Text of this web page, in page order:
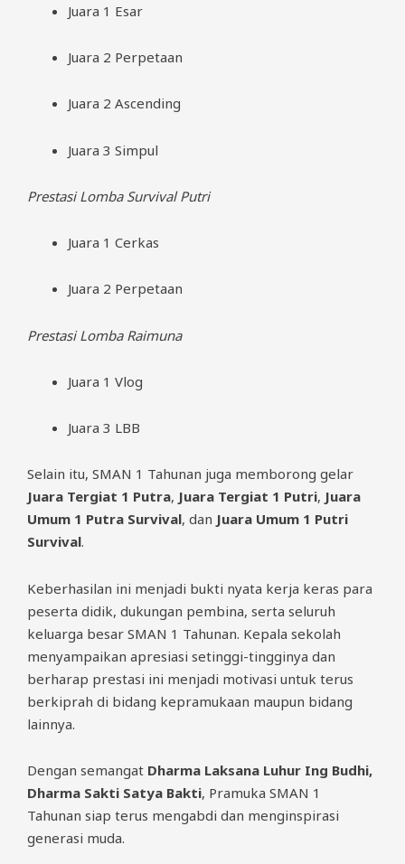
Juara 1 Esar
Juara 2 Perpetaan
Juara 2 Ascending
Juara 3 Simpul
Prestasi Lomba Survival Putri
Juara 1 Cerkas
Juara 2 Perpetaan
Prestasi Lomba Raimuna
Juara 1 Vlog
Juara 3 LBB
Selain itu, SMAN 1 Tahunan juga memborong gelar
Juara Tergiat 1 Putra, Juara Tergiat 1 Putri, Juara
Umum 1 Putra Survival, dan Juara Umum 1 Putri
Survival.
Keberhasilan ini menjadi bukti nyata kerja keras para
peserta didik, dukungan pembina, serta seluruh
keluarga besar SMAN 1 Tahunan. Kepala sekolah
menyampaikan apresiasi setinggi-tingginya dan
berharap prestasi ini menjadi motivasi untuk terus
berkiprah di bidang kepramukaan maupun bidang
lainnya.
Dengan semangat Dharma Laksana Luhur Ing Budhi,
Dharma Sakti Satya Bakti, Pramuka SMAN 1
Tahunan siap terus mengabdi dan menginspirasi
generasi muda.